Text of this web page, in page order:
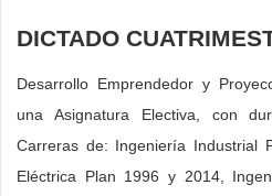
DICTADO
Desarrollo Emprendedor y
una Asignatura Electiva, con
Carreras de: Ingeniería Industrial
Eléctrica Plan 1996 y 2014,